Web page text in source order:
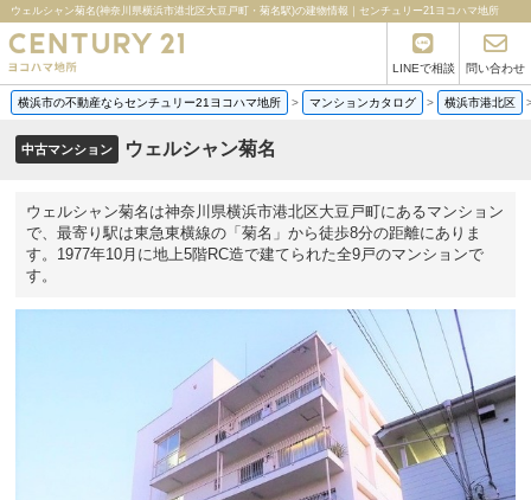
ウェルシャン菊名(神奈川県横浜市港北区大豆戸町・菊名駅)の建物情報｜センチュリー21ヨコハマ地所
LINEで相談 問い合わせ
横浜市の不動産ならセンチュリー21ヨコハマ地所 > マンションカタログ > 横浜市港北区
中古マンション ウェルシャン菊名
ウェルシャン菊名は神奈川県横浜市港北区大豆戸町にあるマンション
で、最寄り駅は東急東横線の「菊名」から徒歩8分の距離にありま
す。1977年10月に地上5階RC造で建てられた全9戸のマンションで
す。